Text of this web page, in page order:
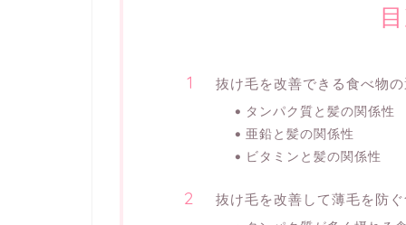
抜け毛を改善できる食べ物
タンパク質と髪の関係性
亜鉛と髪の関係性
ビタミンと髪の関係性
抜け毛を改善して薄毛を防